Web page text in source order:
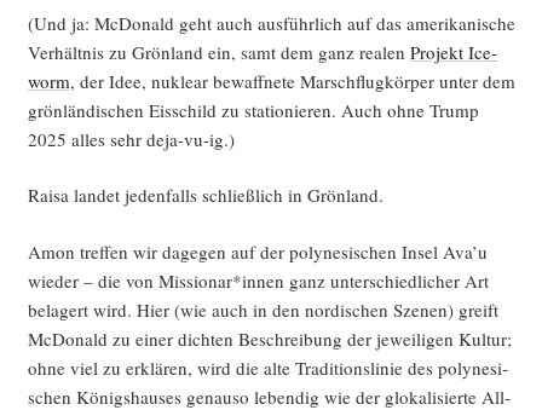
(Und ja: McDo­nald geht auch aus­führ­lich auf das ame­ri­ka­ni­sche
Ver­hält­nis zu Grön­land ein, samt dem ganz rea­len Pro­jekt Ice­
worm, der Idee, nukle­ar bewaff­ne­te Marsch­flug­kör­per unter dem
grön­län­di­schen Eis­schild zu sta­tio­nie­ren. Auch ohne Trump
2025 alles sehr deja-vu-ig.)
Raisa lan­det jeden­falls schließ­lich in Grönland.
Amon tref­fen wir dage­gen auf der poly­ne­si­schen Insel Ava’u
wie­der – die von Missionar*innen ganz unter­schied­li­cher Art
bela­gert wird. Hier (wie auch in den nor­di­schen Sze­nen) greift
McDo­nald zu einer dich­ten Beschrei­bung der jewei­li­gen Kul­tur;
ohne viel zu erklä­ren, wird die alte Tra­di­ti­ons­li­nie des poly­ne­si­
schen Königs­hau­ses genau­so leben­dig wie der glo­ka­li­sier­te All­